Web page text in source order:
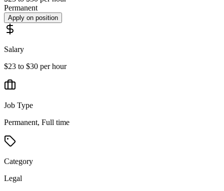
Permanent
Apply on position
Salary
$23 to $30 per hour
Job Type
Permanent, Full time
Category
Legal